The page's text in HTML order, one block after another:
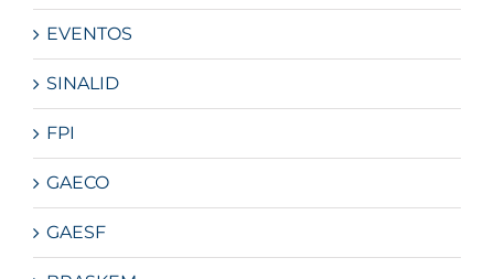
EVENTOS
SINALID
FPI
GAECO
GAESF